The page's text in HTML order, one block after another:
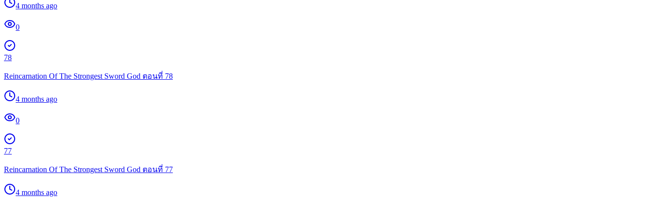
4 months ago
0
78
Reincarnation Of The Strongest Sword God ตอนที่ 78
4 months ago
0
77
Reincarnation Of The Strongest Sword God ตอนที่ 77
4 months ago